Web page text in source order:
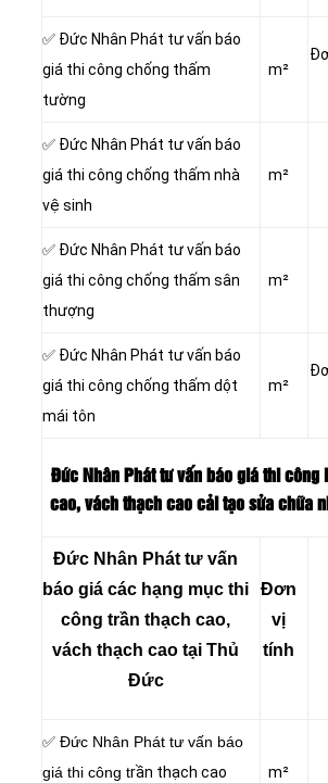
✅ Đức Nhân Phát tư vấn báo
giá thi công chống thấm
tường
m²
✅ Đức Nhân Phát tư vấn báo
giá thi công chống thấm nhà
vệ sinh
m²
✅ Đức Nhân Phát tư vấn báo
giá thi công chống thấm sân
thượng
m²
✅ Đức Nhân Phát tư vấn báo
giá thi công chống thấm dột
mái tôn
m²
Đức Nhân Phát tư vấn báo giá thi công
cao, vách thạch cao cải tạo sửa chữa
Đức Nhân Phát tư vấn
báo giá các hạng mục thi
công trần thạch cao,
vách thạch cao tại Thủ
Đức
Đơn
vị
tính
✅ Đức Nhân Phát tư vấn báo
giá thi công trần thạch cao
m²